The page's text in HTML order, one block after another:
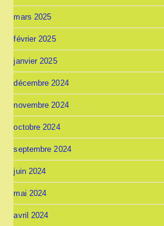
mars 2025
février 2025
janvier 2025
décembre 2024
novembre 2024
octobre 2024
septembre 2024
juin 2024
mai 2024
avril 2024